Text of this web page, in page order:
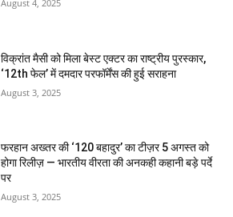
August 4, 2025
विक्रांत मैसी को मिला बेस्ट एक्टर का राष्ट्रीय पुरस्कार,
‘12th फेल’ में दमदार परफॉर्मेंस की हुई सराहना
August 3, 2025
फरहान अख्तर की ‘120 बहादुर’ का टीज़र 5 अगस्त को
होगा रिलीज़ — भारतीय वीरता की अनकही कहानी बड़े पर्दे
पर
August 3, 2025